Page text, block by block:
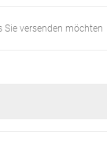
Sie versenden möchten